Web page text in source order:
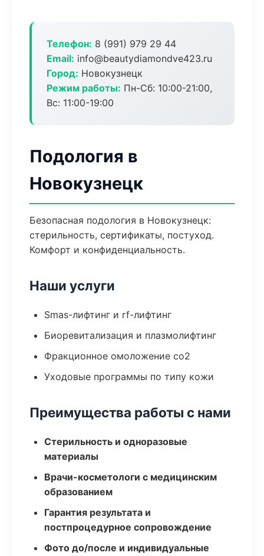
Телефон: 8 (991) 979 29 44
Email: info@beautydiamondve423.ru
Город: Новокузнецк
Режим работы: Пн-Сб: 10:00-21:00,
Вс: 11:00-19:00
Подология в
Новокузнецк
Безопасная подология в Новокузнецк:
стерильность, сертификаты, постуход.
Комфорт и конфиденциальность.
Наши услуги
Smas-лифтинг и rf-лифтинг
Биоревитализация и плазмолифтинг
Фракционное омоложение co2
Уходовые программы по типу кожи
Преимущества работы с нами
Стерильность и одноразовые
материалы
Врачи-косметологи с медицинским
образованием
Гарантия результата и
постпроцедурное сопровождение
Фото до/после и индивидуальные